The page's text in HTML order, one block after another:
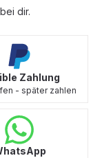
dir.
Zahlung
- später zahlen